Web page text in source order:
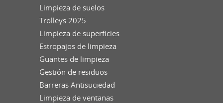
Limpieza de suelos
Trolleys 2025
Limpieza de superficies
Estropajos de limpieza
Guantes de limpieza
Gestión de residuos
Barreras Antisuciedad
Limpieza de ventanas